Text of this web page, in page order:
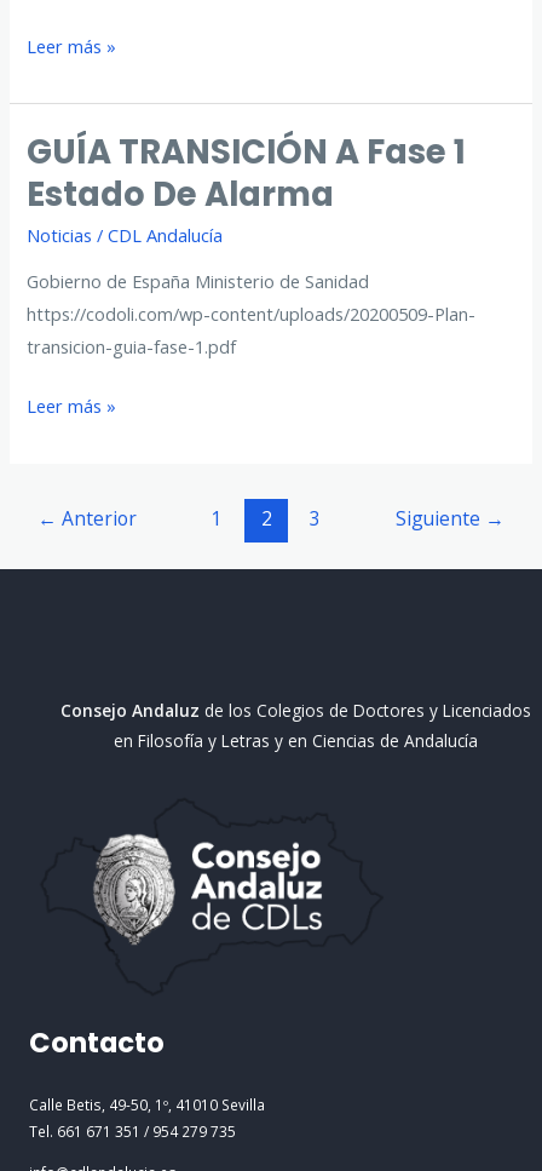
BOE
Fase2
Leer más »
GUÍA TRANSICIÓN A Fase 1
Estado De Alarma
Noticias /CDL Andalucía
Gobierno de España Ministerio de Sanidad
https://codoli.com/wp-content/uploads/20200509-Plan-
transicion-guia-fase-1.pdf
GUÍA
Estado
Leer más »
Paginación
← Anterior 1 2 3 Siguiente →
Consejo Andaluz de los Colegios de Doctores y Licenciados
en Filosofía y Letras y en Ciencias de Andalucía
Contacto
Calle Betis, 49-50, 1º, 41010 Sevilla
Tel. 661 671 351 / 954 279 735